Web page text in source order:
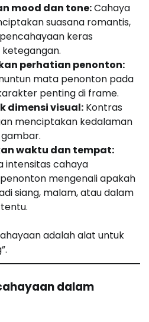
mood dan tone:Cahaya
suasana romantis,
keras
perhatian penonton:
mata penonton pada
penting di frame.
dimensi visual: Kontras
menciptakan kedalaman
waktu dan tempat:
intensitas cahaya
mengenali apakah
siang, malam, atau dalam
adalah alat untuk
dalam